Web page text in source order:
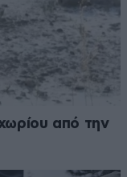
από την